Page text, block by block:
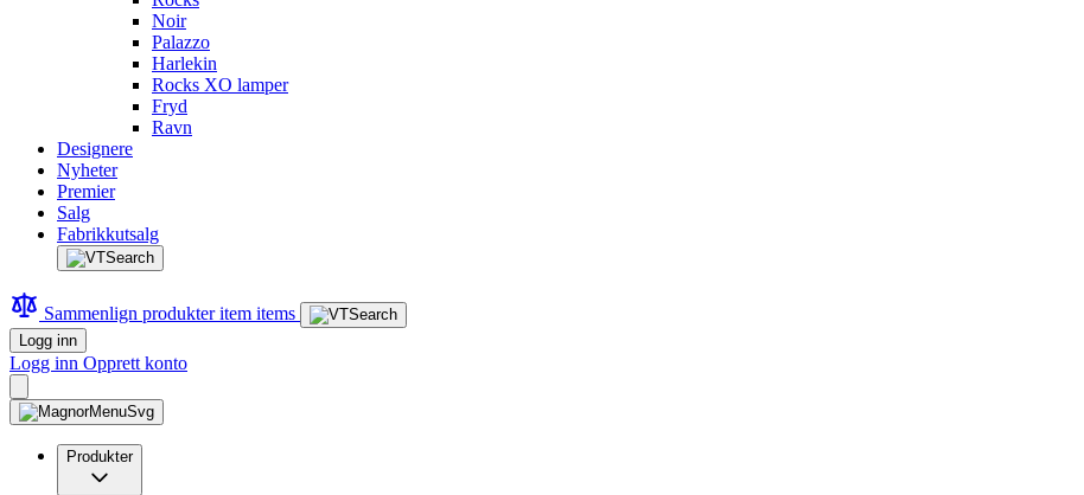
Noir
Palazzo
Harlekin
Rocks XO lamper
Fryd
Ravn
Designere
Nyheter
Premier
Salg
Fabrikkutsalg
Sammenlign produkteritem items
Logg inn
Logg inn Opprett konto
Produkter